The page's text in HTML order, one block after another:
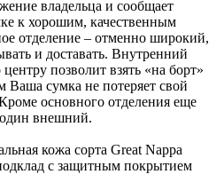
владельца и сообщает
к хорошим, качественным
отделение – отменно широкий,
и доставать. Внутренний
позволит взять «на борт»
Ваша сумка не потеряет свой
основного отделения еще
внешний.
кожа сорта Great Nappa
с защитным покрытием